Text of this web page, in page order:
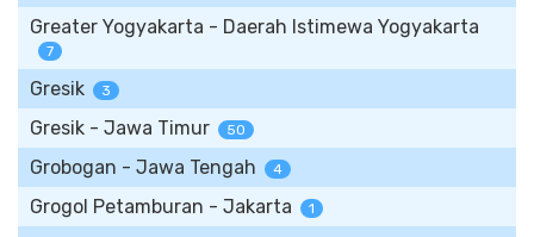
Greater Yogyakarta - Daerah Istimewa Yogyakarta
7
Gresik 3
Gresik - Jawa Timur 50
Grobogan - Jawa Tengah 4
Grogol Petamburan - Jakarta 1